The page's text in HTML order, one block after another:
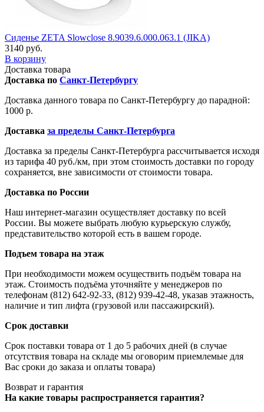
Сиденье ZETA Slowclose 8.9039.6.000.063.1 (JIKA)
3140 руб.
В корзину
Доставка товара
Доставка по Санкт-Петербургу
Доставка данного товара по Санкт-Петербургу до парадной:
1000 р.
Доставка за пределы Санкт-Петербурга
Доставка за пределы Санкт-Петербурга рассчитывается исходя
из тарифа 40 руб./км, при этом стоимость доставки по городу
сохраняется, вне зависимости от стоимости товара.
Доставка по России
Наш интернет-магазин осуществляет доставку по всей
России. Вы можете выбрать любую курьерскую службу,
представительство которой есть в вашем городе.
Подъем товара на этаж
При необходимости можем осуществить подъём товара на
этаж. Стоимость подъёма уточняйте у менеджеров по
телефонам (812) 642-92-33, (812) 939-42-48, указав этажность,
наличие и тип лифта (грузовой или пассажирский).
Срок доставки
Срок поставки товара от 1 до 5 рабочих дней (в случае
отсутствия товара на складе мы оговорим приемлемые для
Вас сроки до заказа и оплаты товара)
Возврат и гарантия
На какие товары распространяется гарантия?